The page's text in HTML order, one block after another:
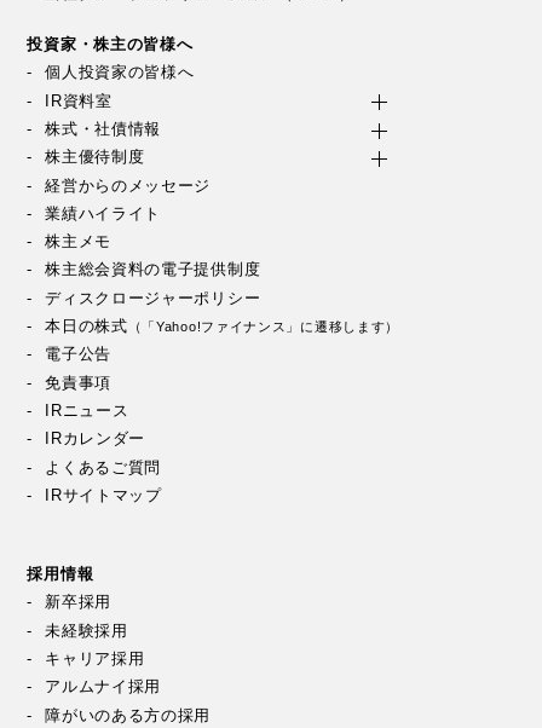
投資家・株主の皆様へ
個人投資家の皆様へ
IR資料室
株式・社債情報
株主優待制度
経営からのメッセージ
業績ハイライト
株主メモ
株主総会資料の電子提供制度
ディスクロージャーポリシー
本日の株式 （「Yahoo!ファイナンス」に遷移します）
電子公告
免責事項
IRニュース
IRカレンダー
よくあるご質問
IRサイトマップ
採用情報
新卒採用
未経験採用
キャリア採用
アルムナイ採用
障がいのある方の採用